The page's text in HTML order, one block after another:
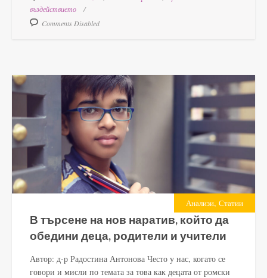
въздействието
Comments Disabled
Анализи, Статии
В търсене на нов наратив, който да
обедини деца, родители и учители
Автор: д-р Радостина Антонова Често у нас, когато се
говори и мисли по темата за това как децата от ромски